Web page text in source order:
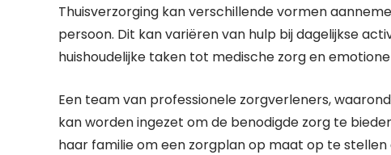
Thuisverzorging kan verschillende vormen
persoon. Dit kan variëren van hulp bij dagelijkse
huishoudelijke taken tot medische zorg en
Een team van professionele zorgverleners,
kan worden ingezet om de benodigde zorg te
haar familie om een zorgplan op maat op te